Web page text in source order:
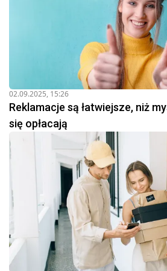
02.09.2025, 15:26
Reklamacje są łatwiejsze, niż
się opłacają